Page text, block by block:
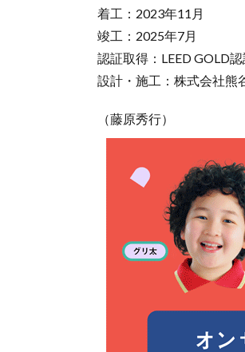
着工：2023年11月
竣工：2025年7月
認証取得：LEED GOLD
設計・施工：株式会社熊
（藤原秀行）